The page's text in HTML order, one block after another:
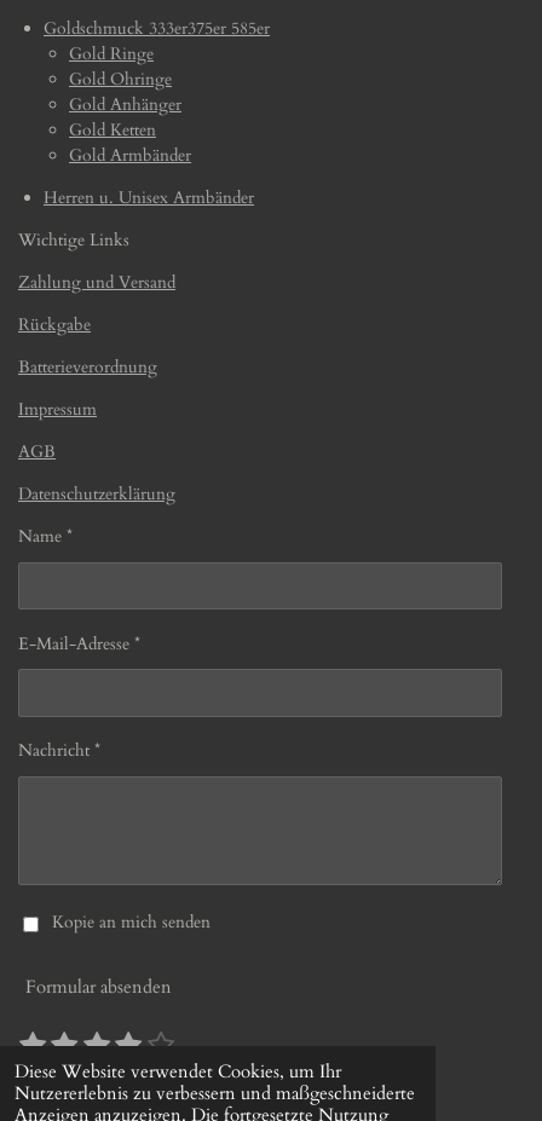
Diese Website verwendet Cookies, um Ihr
Nutzererlebnis zu verbessern und maßgeschneiderte
Anzeigen anzuzeigen. Die fortgesetzte Nutzung
Goldschmuck 333er375er 585er
Gold Ringe
Gold Ohringe
Gold Anhänger
Gold Ketten
Gold Armbänder
Herren u. Unisex Armbänder
Wichtige Links
Zahlung und Versand
Rückgabe
Batterieverordnung
Impressum
AGB
Datenschutzerklärung
Name *
E-Mail-Adresse *
Nachricht *
Kopie an mich senden
Formular absenden
B
e
w
1
S
t
2
S
t
3
S
t
4
S
t
5
S
t
B
e
w
e
10 Stimmen
© 2022 - 2026 gerds-uhrenshop.de